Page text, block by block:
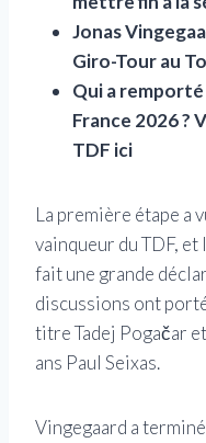
Jonas
Giro-Tour au
Qui a
France 2026 ?
TDF ici
La première étape a
vainqueur du TDF, et
fait une grande
discussions ont
titre Tadej Pogačar
ans Paul Seixas.
Vingegaard a